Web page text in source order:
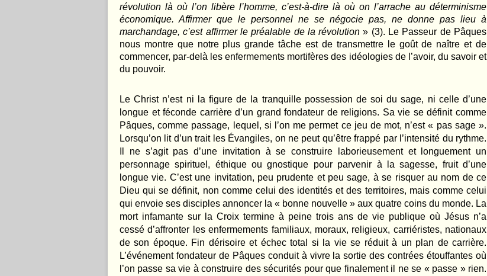
révolution là où l’on libère l’homme, c’est-à-dire là où on l’arrache au déterminisme
économique. Affirmer que le personnel ne se négocie pas, ne donne pas lieu à
marchandage, c’est affirmer le préalable de la révolution » (3). Le Passeur de Pâques
nous montre que notre plus grande tâche est de transmettre le goût de naître et de
commencer, par-delà les enfermements mortifères des idéologies de l’avoir, du savoir et
du pouvoir.
Le Christ n’est ni la figure de la tranquille possession de soi du sage, ni celle d’une
longue et féconde carrière d’un grand fondateur de religions. Sa vie se définit comme
Pâques, comme passage, lequel, si l’on me permet ce jeu de mot, n’est « pas sage ».
Lorsqu’on lit d’un trait les Évangiles, on ne peut qu’être frappé par l’intensité du rythme.
Il ne s’agit pas d’une invitation à se construire laborieusement et longuement un
personnage spirituel, éthique ou gnostique pour parvenir à la sagesse, fruit d’une
longue vie. C’est une invitation, peu prudente et peu sage, à se risquer au nom de ce
Dieu qui se définit, non comme celui des identités et des territoires, mais comme celui
qui envoie ses disciples annoncer la « bonne nouvelle » aux quatre coins du monde. La
mort infamante sur la Croix termine à peine trois ans de vie publique où Jésus n’a
cessé d’affronter les enfermements familiaux, moraux, religieux, carriéristes, nationaux
de son époque. Fin dérisoire et échec total si la vie se réduit à un plan de carrière.
L’événement fondateur de Pâques conduit à vivre la sortie des contrées étouffantes où
l’on passe sa vie à construire des sécurités pour que finalement il ne se « passe » rien.